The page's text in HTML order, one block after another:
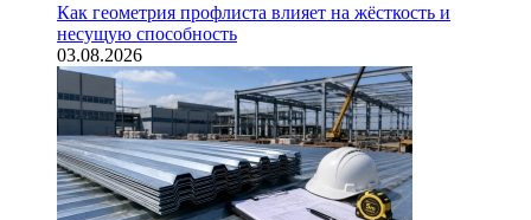
Как геометрия профлиста влияет на жёсткость и
несущую способность
03.08.2026